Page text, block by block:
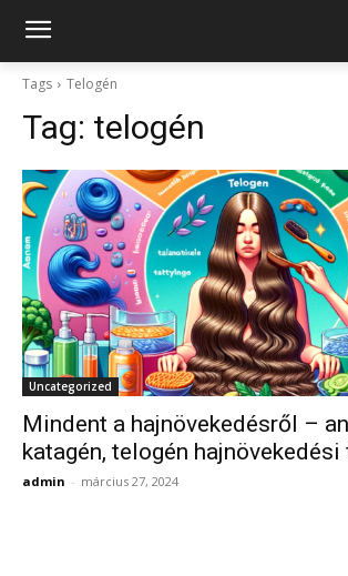
Tags Telogén
Tag: telogén
Uncategorized
Mindent a hajnövekedésről –
katagén, telogén
admin - március 27, 2024